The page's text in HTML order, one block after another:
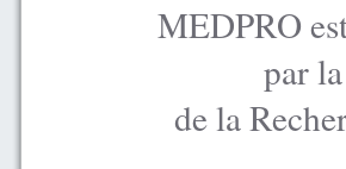
MEDPRO
par
de la